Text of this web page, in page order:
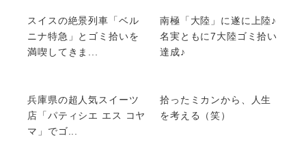
スイスの絶景列車「ベル
ニナ特急」とゴミ拾いを
満喫してきま...
南極「大陸」に遂に上陸♪
名実ともに7大陸ゴミ拾い
達成♪
兵庫県の超人気スイーツ
店「パティシエ エス コヤ
マ」でゴ...
拾ったミカンから、人生
を考える（笑）